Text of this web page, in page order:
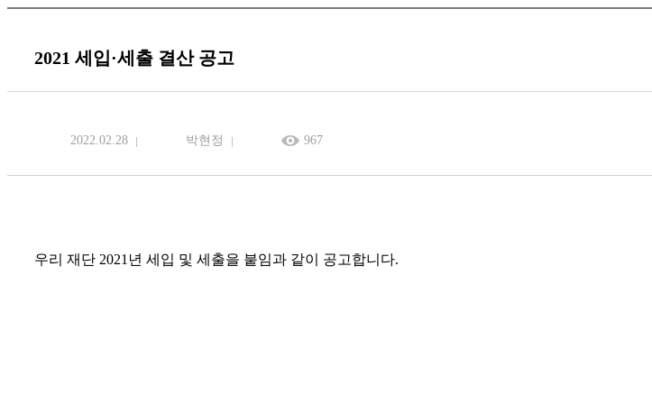
2021 세입·세출 결산 공고
2022.02.28 박현정 967
우리 재단 2021년 세입 및 세출을 붙임과 같이 공고합니다.